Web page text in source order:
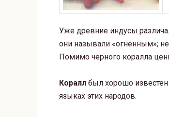
Уже древние индусы
они называли «огненным»;
Помимо черного коралла
Коралл был хорошо
языках этих народов.